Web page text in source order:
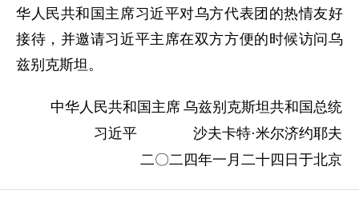
华人民共和国主席习近平对乌方代表团的热情友好
接待，并邀请习近平主席在双方方便的时候访问乌
兹别克斯坦。
中华人民共和国主席 乌兹别克斯坦共和国总统
习近平
沙夫卡特·米尔济约耶夫
二〇二四年一月二十四日于北京